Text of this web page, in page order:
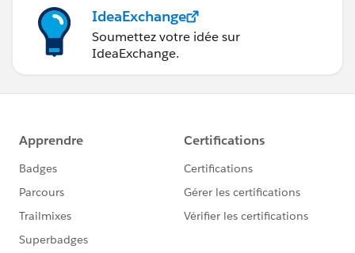
IdeaExchange
Soumettez votre idée sur
IdeaExchange.